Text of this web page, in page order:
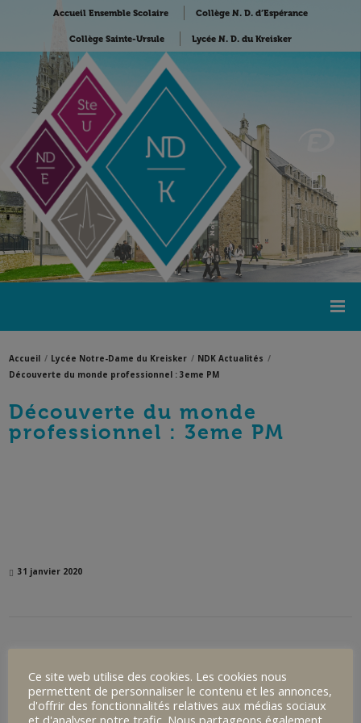
Accueil Ensemble Scolaire Collège N. D. d’Espérance
Collège Sainte-Ursule Lycée N. D. du Kreisker
Accueil Lycée Notre-Dame du Kreisker
NDK Actualités
Découverte du monde professionnel : 3eme PM
Découverte du monde
professionnel : 3eme PM
31 janvier 2020
3ème prépa métiers. Une belle opportunité pour nos élèves de
découvrir le monde professionnel du bâtiment, et de se rendre
Ce site web utilise des cookies. Les cookies nous
permettent de personnaliser le contenu et les annonces,
d'offrir des fonctionnalités relatives aux médias sociaux
et d'analyser notre trafic. Nous partageons également